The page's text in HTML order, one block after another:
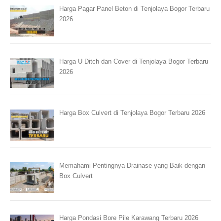
Harga Pagar Panel Beton di Tenjolaya Bogor Terbaru
2026
Harga U Ditch dan Cover di Tenjolaya Bogor Terbaru
2026
Harga Box Culvert di Tenjolaya Bogor Terbaru 2026
Memahami Pentingnya Drainase yang Baik dengan
Box Culvert
Harga Pondasi Bore Pile Karawang Terbaru 2026